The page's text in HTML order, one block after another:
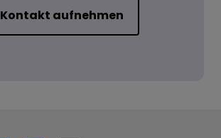
Kontakt aufnehmen